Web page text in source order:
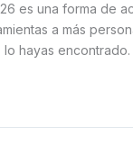
es una forma de
a más
hayas encontrado.